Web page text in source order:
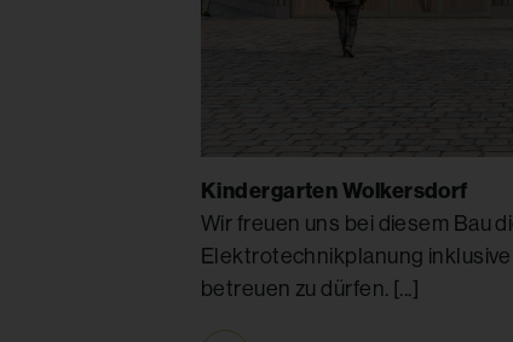
Kindergarten Wolkersdorf
Wir freuen uns bei diesem Bau
Elektrotechnikplanung
betreuen zu dürfen. [...]